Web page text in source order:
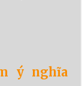
ý nghĩa